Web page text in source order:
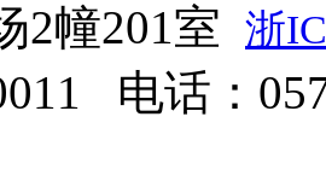
2幢201室 浙
电话：